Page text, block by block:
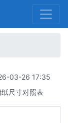
03-26 17:35
尺寸对照表